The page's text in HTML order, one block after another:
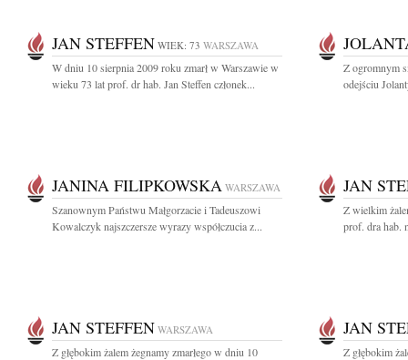
JAN STEFFEN WIEK: 73 WARSZAWA
W dniu 10 sierpnia 2009 roku zmarł w Warszawie w
wieku 73 lat prof. dr hab. Jan Steffen członek...
Z ogromnym
odejściu
JANINA FILIPKOWSKA WARSZAWA
Szanownym Państwu Małgorzacie i Tadeuszowi
Kowalczyk najszczersze wyrazy współczucia z...
JAN
Z wielkim
prof. dra hab.
JAN STEFFEN WARSZAWA
Z głębokim żalem żegnamy zmarłego w dniu 10
JAN
Z głębokim